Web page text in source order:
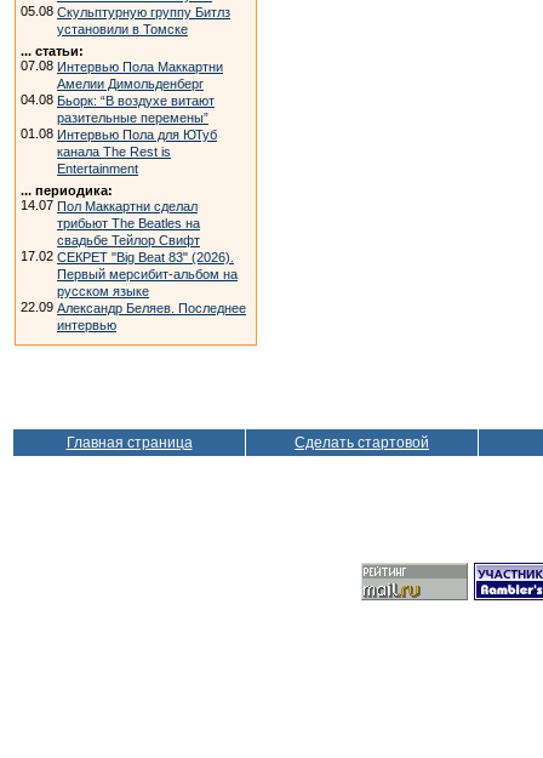
05.08 Скульптурную группу Битлз
установили в Томске
... статьи:
07.08 Интервью Пола Маккартни
Амелии Димольденберг
04.08 Бьорк: “В воздухе витают
разительные перемены”
01.08 Интервью Пола для ЮТуб
канала The Rest is
Entertainment
... периодика:
14.07 Пол Маккартни сделал
трибьют The Beatles на
свадьбе Тейлор Свифт
17.02 СЕКРЕТ "Big Beat 83" (2026).
Первый мерсибит-альбом на
русском языке
22.09 Александр Беляев. Последнее
интервью
Главная страница Сделать стартовой